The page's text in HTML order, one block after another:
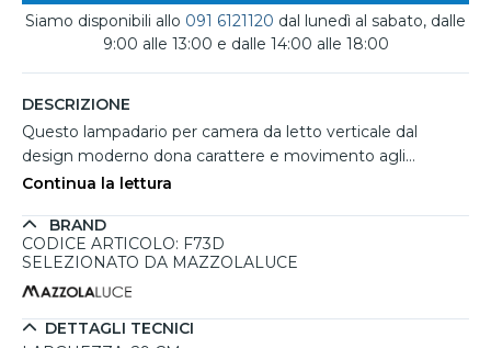
Siamo disponibili allo 091 6121120 dal lunedì al sabato, dalle
9:00 alle 13:00 e dalle 14:00 alle 18:00
DESCRIZIONE
Questo lampadario per camera da letto verticale dal
design moderno dona carattere e movimento agli
ambienti grazie alla sua struttura lineare con diffusori in
vetri creano un effetto luminoso decorativo e raffinato,
ideale per camere da letto contemporanei. La finitura
calore, integrandosi perfettamente in spazi glamour e
moderni. I cavi regolabili permettono di adattare
Continua la lettura
BRAND
CODICE ARTICOLO: F73D
SELEZIONATO DA MAZZOLALUCE
DETTAGLI TECNICI